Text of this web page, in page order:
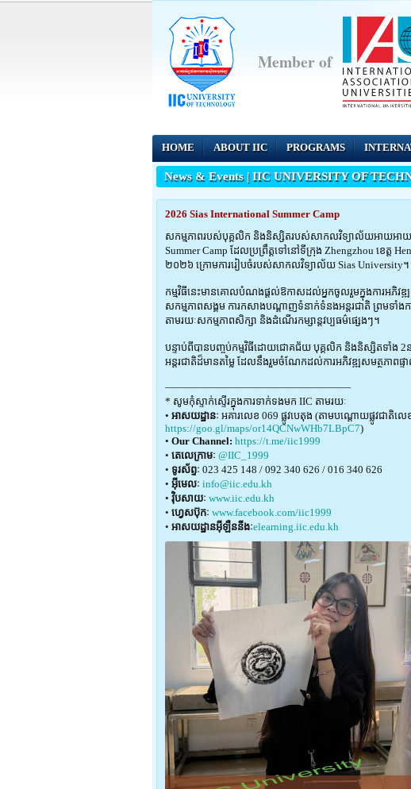
Member of
HOME ABOUT IIC PROGRAMS
News & Events |IIC UNIVERSITY OF
2026 Sias International Summer Camp
សកម្មភាពរបស់បុគ្គលិក និងនិស្សិតរបស់សាកលវិទ្យាល័យអាយអាយស៊ីន
Summer Camp ដែលប្រព្រឹត្តទៅនៅទីក្រុង Zhengzhou ខេត្ត
២០២៦ ក្រោមការរៀបចំរបស់សាកលវិទ្យាល័យ Sias University។
កម្មវិធីនេះមានគោលបំណងផ្តល់ឱកាសដល់អ្នកចូលរួមក្នុងការអភិវឌ្ឍស
សកម្មភាពសង្គម ការកសាងបណ្តាញទំនាក់ទំនងអន្តរជាតិ ព្រមទាំង
តាមរយៈសកម្មភាពសិក្សា និងដំណើរកម្សាន្តវប្បធម៌ផ្សេងៗ។
បន្ទាប់ពីបានបញ្ចប់កម្មវិធីដោយជោគជ័យ បុគ្គលិក និងនិស្សិតទាំង
អន្តរជាតិដ៏មានតម្លៃ ដែលនឹងរួមចំណែកដល់ការអភិវឌ្ឍសមត្ថភាពផ្
——————————————————
* សូមកុំស្ទាក់ស្ទើរក្នុងការទាក់ទងមក IIC តាមរយៈ
• អាសយដ្ឋានៈ អគារលេខ 069 ផ្លូវបេតុង (តាមបណ្តោយផ្លូវជាតិលេ
https://goo.gl/maps/or14QCNwWHb7LBpC7)
• Our Channel: https://t.me/iic1999
• តេលេក្រាមៈ @IIC_1999
• ទូរស័ព្ទៈ 023 425 148 / 092 340 626 / 016 340 626
• អ៊ីមេលៈ info@iic.edu.kh
• វ៉ិបសាយៈ www.iic.edu.kh
• ហ្វេសប៊ុកៈ www.facebook.com/iic1999
• អាសយដ្ឋានអ៊ីឡឺននីងៈelearning.iic.edu.kh